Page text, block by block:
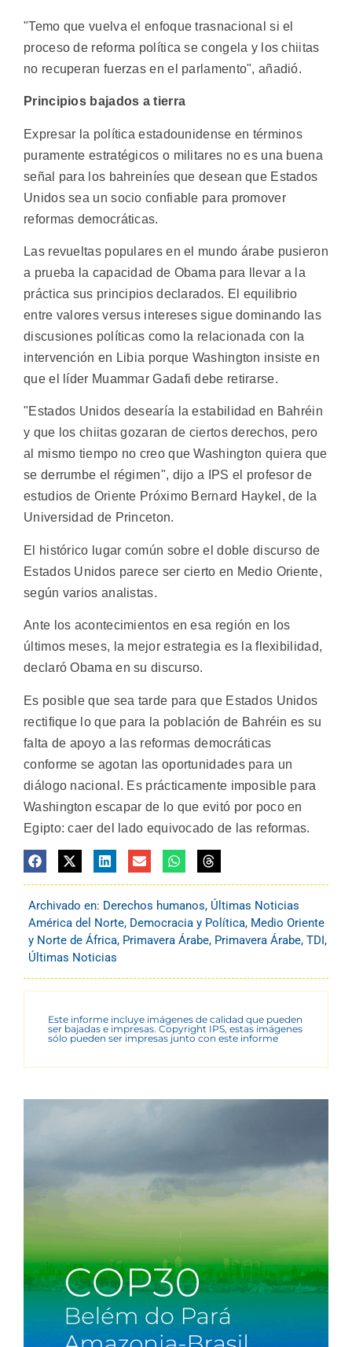
"Temo que vuelva el enfoque trasnacional si el
proceso de reforma política se congela y los chiitas
no recuperan fuerzas en el parlamento", añadió.
Principios bajados a tierra
Expresar la política estadounidense en términos
puramente estratégicos o militares no es una buena
señal para los bahreiníes que desean que Estados
Unidos sea un socio confiable para promover
reformas democráticas.
Las revueltas populares en el mundo árabe pusieron
a prueba la capacidad de Obama para llevar a la
práctica sus principios declarados. El equilibrio
entre valores versus intereses sigue dominando las
discusiones políticas como la relacionada con la
intervención en Libia porque Washington insiste en
que el líder Muammar Gadafi debe retirarse.
"Estados Unidos desearía la estabilidad en Bahréin
y que los chiitas gozaran de ciertos derechos, pero
al mismo tiempo no creo que Washington quiera que
se derrumbe el régimen", dijo a IPS el profesor de
estudios de Oriente Próximo Bernard Haykel, de la
Universidad de Princeton.
El histórico lugar común sobre el doble discurso de
Estados Unidos parece ser cierto en Medio Oriente,
según varios analistas.
Ante los acontecimientos en esa región en los
últimos meses, la mejor estrategia es la flexibilidad,
declaró Obama en su discurso.
Es posible que sea tarde para que Estados Unidos
rectifique lo que para la población de Bahréin es su
falta de apoyo a las reformas democráticas
conforme se agotan las oportunidades para un
diálogo nacional. Es prácticamente imposible para
Washington escapar de lo que evitó por poco en
Egipto: caer del lado equivocado de las reformas.
Archivado en: Derechos humanos, Últimas Noticias
América del Norte, Democracia y Política, Medio Oriente
y Norte de África, Primavera Árabe, Primavera Árabe, TDI,
Últimas Noticias
Este informe incluye imágenes de calidad que pueden
ser bajadas e impresas. Copyright IPS, estas imágenes
sólo pueden ser impresas junto con este informe